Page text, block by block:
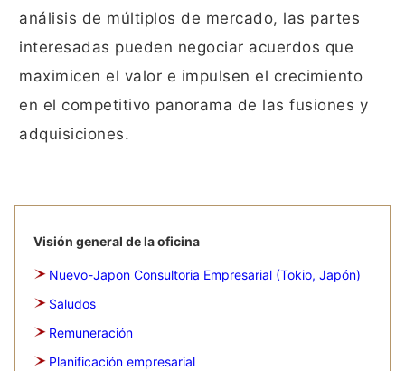
análisis de múltiplos de mercado, las partes
interesadas pueden negociar acuerdos que
maximicen el valor e impulsen el crecimiento
en el competitivo panorama de las fusiones y
adquisiciones.
Visión general de la oficina
Nuevo-Japon Consultoria Empresarial (Tokio, Japón)
Saludos
Remuneración
Planificación empresarial